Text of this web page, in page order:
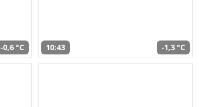
-0,6 °C 10:43 -1,3 °C